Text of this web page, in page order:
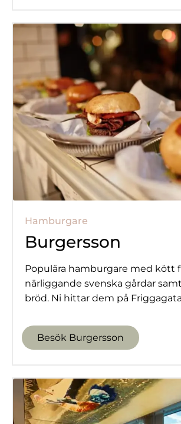
Hamburgare
Burgersson
Populära hamburgare med kött
närliggande svenska gårdar
bröd. Ni hittar dem på
Besök Burgersson